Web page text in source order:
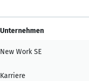
Unternehmen
New Work SE
Karriere